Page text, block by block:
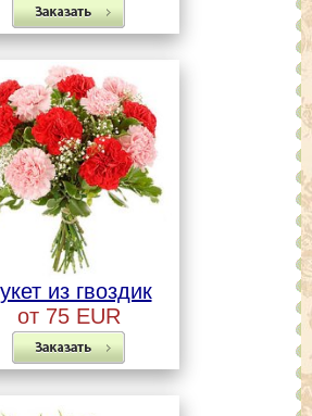
из гвоздик
от 75 EUR